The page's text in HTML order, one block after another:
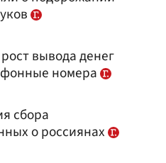
вывода денег
номера
сбора
о россиянах